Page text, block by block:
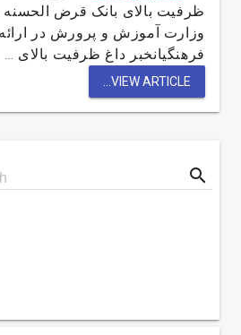
ظرفیت بالای بانک قرض الحسنه
وزارت آموزش و پرورش در
فرهنگیانخبر داغ ظرفیت بالای …
VIEW ARTICLE...
Search
for
search